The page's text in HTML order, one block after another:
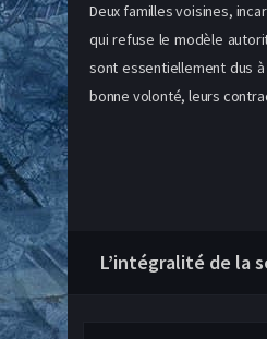
Deux familles voisines,
qui refuse le modèle
sont essentiellement dus
bonne volonté, leurs
L’intégralité de la